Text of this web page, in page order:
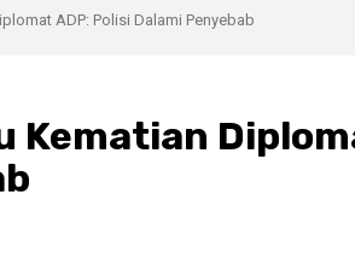
ADP: Polisi Dalami Penyebab
Kematian